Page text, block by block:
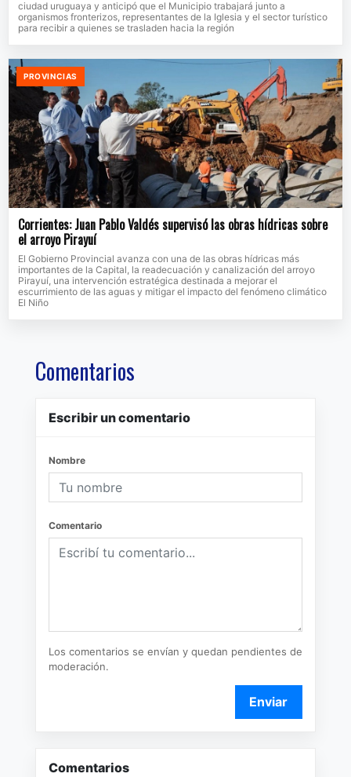
ciudad uruguaya y anticipó que el Municipio trabajará junto a
organismos fronterizos, representantes de la Iglesia y el sector turístico
para recibir a quienes se trasladen hacia la región
PROVINCIAS
Corrientes: Juan Pablo Valdés supervisó las obras hídricas sobre
el arroyo Pirayuí
El Gobierno Provincial avanza con una de las obras hídricas más
importantes de la Capital, la readecuación y canalización del arroyo
Pirayuí, una intervención estratégica destinada a mejorar el
escurrimiento de las aguas y mitigar el impacto del fenómeno climático
El Niño
Comentarios
Escribir un comentario
Nombre
Comentario
Los comentarios se envían y quedan pendientes de
moderación.
Enviar
Comentarios